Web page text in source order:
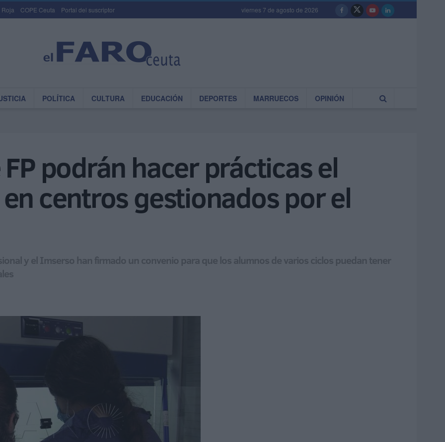
Roja COPE Ceuta Portal del suscriptor viernes 7 de agosto de 2026
POLÍTICA CULTURA EDUCACIÓN DEPORTES MARRUECOS OPINIÓN
podrán hacer prácticas el
centros gestionados por el
y el Imserso han firmado un convenio para que los alumnos de varios ciclos puedan tener